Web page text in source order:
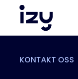
KONTAKT OSS